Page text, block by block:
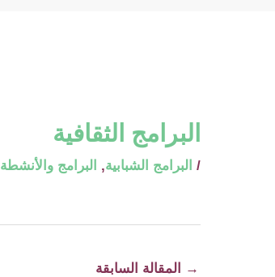
البرامج الثقافية
/ البرامج الشبابية, البرامج والأنشطة
→ المقالة السابقة